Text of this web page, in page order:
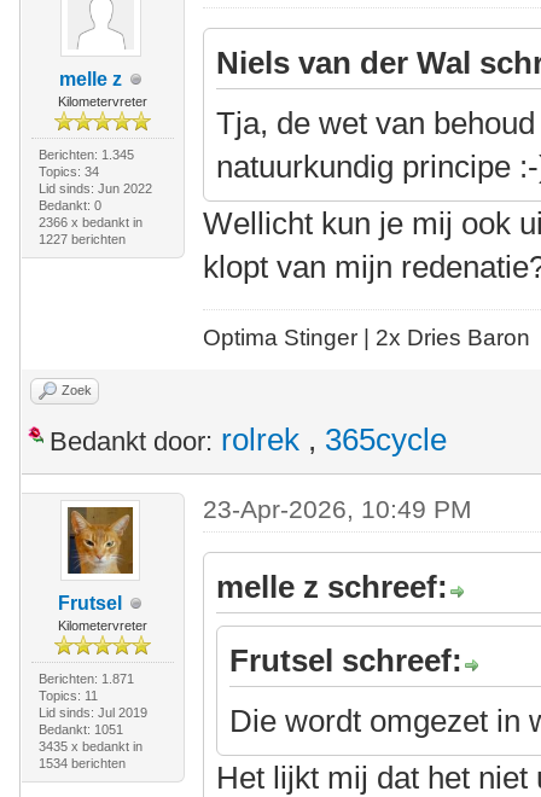
melle z
Kilometervreter
Berichten: 1.345
Topics: 34
Lid sinds: Jun 2022
Bedankt: 0
2366 x bedankt in
1227 berichten
Niels van der Wal
Tja, de wet van
natuurkundig principe
Wellicht kun je mij ook
klopt van mijn
Optima Stinger | 2x Dries Baron
Zoek
Bedankt door: rolrek , 365cycle
Frutsel
Kilometervreter
Berichten: 1.871
Topics: 11
Lid sinds: Jul 2019
Bedankt: 1051
3435 x bedankt in
1534 berichten
23-Apr-2026, 10:49 PM
melle z schreef:
Frutsel schreef:
Die wordt omgezet in
Het lijkt mij dat het niet